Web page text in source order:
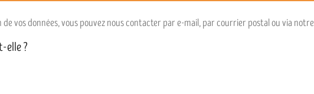
vos données, vous pouvez nous contacter par e-mail, par courrier postal ou via notre
elle ?